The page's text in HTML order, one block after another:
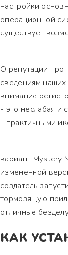
настройки
операционной
существует
О репутации
сведениям
внимание
- это неслабая и
- практичными
вариант Mystery
измененной
создатель
тормозящую
отличные
КАК